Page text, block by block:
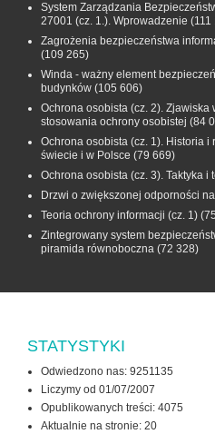
System Zarządzania
27001 (cz. 1.). Wprowadzenie (111
Zagrożenia bezpieczeństwa
(109 265)
Winda - ważny element
budynków (105 606)
Ochrona osobista (cz. 2). Zjawiska
stosowania ochrony osobistej (84
Ochrona osobista (cz. 1). Historia
świecie i w Polsce (79 669)
Ochrona osobista (cz. 3). Taktyka i
Drzwi o zwiększonej odporności
Teoria ochrony informacji (cz. 1)
Zintegrowany system
piramida równoboczna (72 328)
STATYSTYKI
Odwiedzono nas: 9251135
Liczymy od 01/07/2007
Opublikowanych treści: 4075
Aktualnie na stronie: 20